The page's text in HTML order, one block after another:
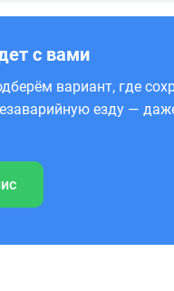
с вами
вариант, где
езду —